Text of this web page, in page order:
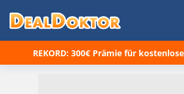
REKORD: 300€ Prämie für